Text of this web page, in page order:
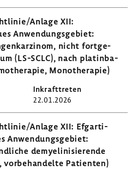
Anlage XII:
Anwen­dungs­ge­biet:
nicht fort­ge­
(LS-SCLC), nach platin­ba­
Mono­the­rapie)
22.01.2026
Anlage XII: Efgar­ti­
Anwen­dungs­ge­biet:
demye­li­ni­sie­rende
vorbe­han­delte Pati­enten)